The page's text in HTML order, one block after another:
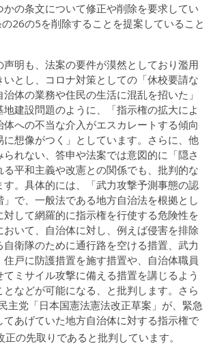
の条文について修正や削除を要求してい
26の5を削除することを提案していること
声明も、法案の要件が漠然としており濫用
とし、コロナ対策としての「休校要請な
体の業務や住民の生活に混乱を招いた」
地建設問題のように、「指示権の拡大によ
体への不当な介入がエスカレートする傾向
に想像がつく」としています。さらに、他
れない、答申や法案では意図的に「隠さ
平和主義や改憲との関係でも、批判的な
す。具体的には、「武力攻撃予測事態の認
で、一般法である地方自治法を根拠とし
して網羅的に指示権を行使する危険性を
いて、自治体に対し、例えば侵害を排除
衛隊のために通行路を空ける措置、武力
戸に防護措置を施す措置や、自治体職員
ミサイル攻撃に備える措置を講じるよう
などが可能になる、と批判します。さら
主党「日本国憲法憲法改正草案」が、緊急
あげていた地方自治体に対する指示権で
正の先取りであると批判しています。